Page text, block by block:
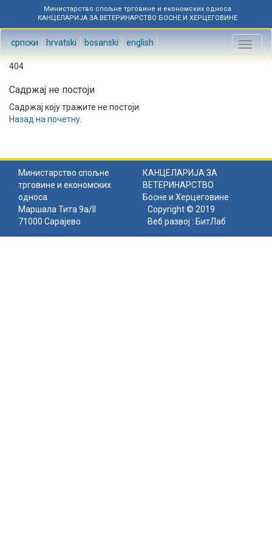
Министарство спољне трговине и економских односа
КАНЦЕЛАРИЈА ЗА ВЕТЕРИНАРСТВО БОСНЕ И ХЕРЦЕГОВИНЕ
српски hrvatski bosanski english
Toggle
404
Садржај не постоји
Садржај коју тражите не постоји.
Назад на почетну
Министарство спољне
трговине и економских
односа
КАНЦЕЛАРИЈА ЗА
ВЕТЕРИНАРСТВО
Босне и Херцеговине
Маршала Тита 9а/II
71000 Сарајево
Copyright © 2019
Веб развој : БитЛаб